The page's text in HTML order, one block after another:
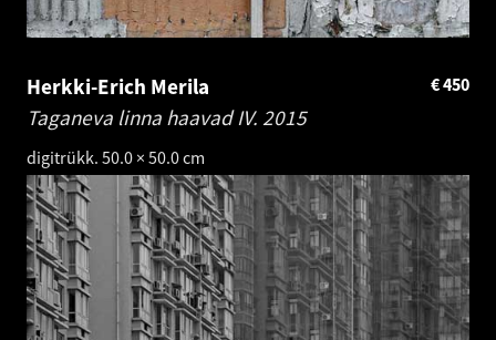
Herkki-Erich Merila
Taganeva linna haavad IV. 2015
digitrükk. 50.0 × 50.0 cm
450
€